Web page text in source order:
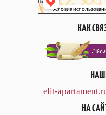
КАК
elit-
НА